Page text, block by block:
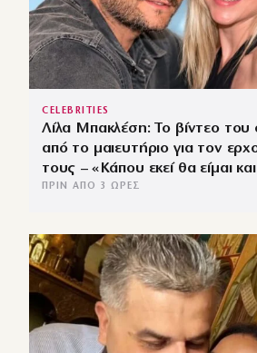
CELEBRITIES
Λίλα Μπακλέση: Το βίντεο
από το μαιευτήριο για τον
τους – «Κάπου εκεί θα είμαι
ΠΡΙΝ ΑΠΌ 3 ΏΡΕΣ